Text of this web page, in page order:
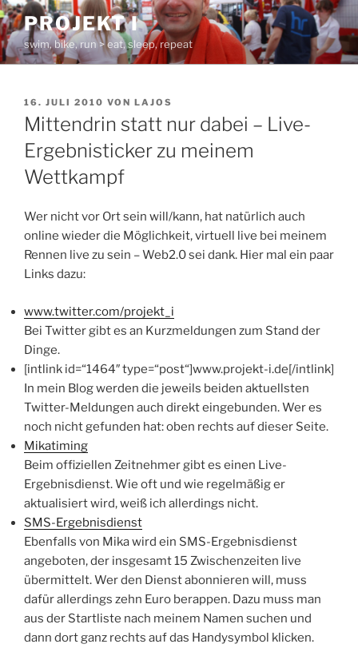
Zum
Inhalt
springen
PROJEKT I
swim, bike, run > eat, sleep, repeat
VERÖFFENTLICHT
AM
16. JULI 2010 VON LAJOS
Mittendrin statt nur dabei – Live-
Ergebnisticker zu meinem
Wettkampf
Wer nicht vor Ort sein will/kann, hat natürlich auch
online wieder die Möglichkeit, virtuell live bei meinem
Rennen live zu sein – Web2.0 sei dank. Hier mal ein paar
Links dazu:
www.twitter.com/projekt_i
Bei Twitter gibt es an Kurzmeldungen zum Stand der
Dinge.
[intlink id=“1464″ type=“post“]www.projekt-i.de[/intlink]
In mein Blog werden die jeweils beiden aktuellsten
Twitter-Meldungen auch direkt eingebunden. Wer es
noch nicht gefunden hat: oben rechts auf dieser Seite.
Mikatiming
Beim offiziellen Zeitnehmer gibt es einen Live-
Ergebnisdienst. Wie oft und wie regelmäßig er
aktualisiert wird, weiß ich allerdings nicht.
SMS-Ergebnisdienst
Ebenfalls von Mika wird ein SMS-Ergebnisdienst
angeboten, der insgesamt 15 Zwischenzeiten live
übermittelt. Wer den Dienst abonnieren will, muss
dafür allerdings zehn Euro berappen. Dazu muss man
aus der Startliste nach meinem Namen suchen und
dann dort ganz rechts auf das Handysymbol klicken.